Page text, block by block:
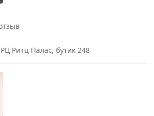
Ритц Палас, бутик 248